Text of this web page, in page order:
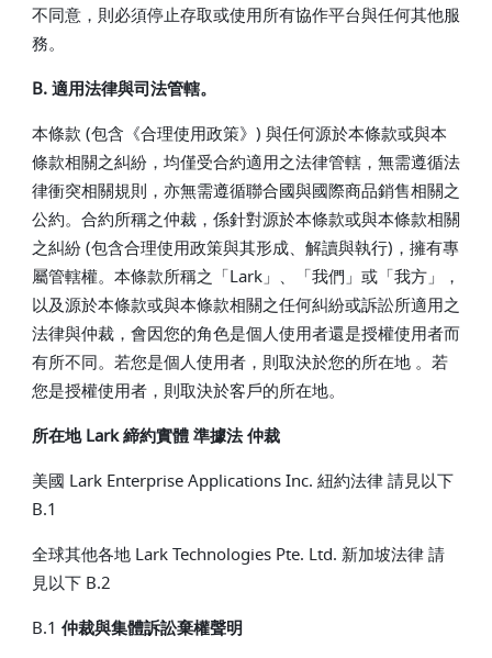
不同意，則必須停止存取或使用所有協作平台與任何其他服
務。
B. 適用法律與司法管轄。
本條款 (包含《合理使用政策》) 與任何源於本條款或與本
條款相關之糾紛，均僅受合約適用之法律管轄，無需遵循法
律衝突相關規則，亦無需遵循聯合國與國際商品銷售相關之
公約。合約所稱之仲裁，係針對源於本條款或與本條款相關
之糾紛 (包含合理使用政策與其形成、解讀與執行)，擁有專
屬管轄權。本條款所稱之「Lark」、「我們」或「我方」，
以及源於本條款或與本條款相關之任何糾紛或訴訟所適用之
法律與仲裁，會因您的角色是個人使用者還是授權使用者而
有所不同。若您是個人使用者，則取決於您的所在地 。若
您是授權使用者，則取決於客戶的所在地。
所在地 Lark 締約實體 準據法 仲裁
美國 Lark Enterprise Applications Inc. 紐約法律 請見以下
B.1
全球其他各地 Lark Technologies Pte. Ltd. 新加坡法律 請
見以下 B.2
B.1 仲裁與集體訴訟棄權聲明